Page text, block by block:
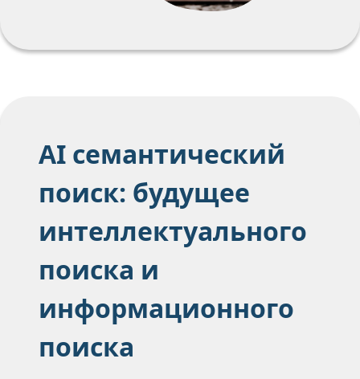
AI семантический
поиск: будущее
интеллектуального
поиска и
информационного
поиска